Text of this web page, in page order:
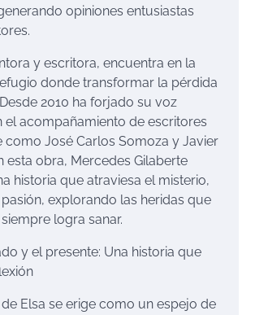
opiniones entusiastas
y escritora, encuentra en la
donde transformar la pérdida
2010 ha forjado su voz
el acompañamiento de escritores
como José Carlos Somoza y Javier
esta obra, Mercedes Gilaberte
historia que atraviesa el misterio,
explorando las heridas que
logra sanar.
y el presente: Una historia que
Elsa se erige como un espejo de